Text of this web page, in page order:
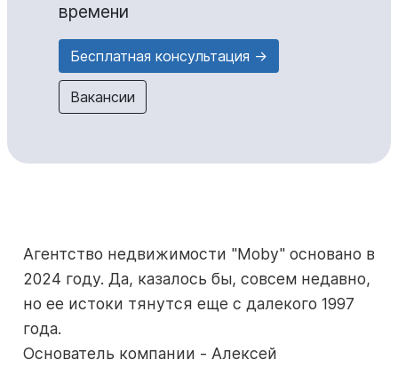
времени
Бесплатная консультация →
Вакансии
Агентство недвижимости "Moby" основано в
2024 году. Да, казалось бы, совсем недавно,
но ее истоки тянутся еще с далекого 1997
года.
Основатель компании - Алексей